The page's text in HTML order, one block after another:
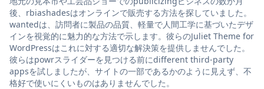
後、rbiashadesはオンラインで販売する方法を探していました。
wantedは、訪問者に製品の品質、軽量で人間工学に基づいたデザ
インを視覚的に魅力的な方法で示します。彼らのJuliet Theme for
WordPressはこれに対する適切な解決策を提供しませんでした。
彼らはpowrスライダーを見つける前にdifferent third-party
appsを試しましたが、サイトの一部であるかのように見えず、不
格好で使いにくいものはありませんでした。